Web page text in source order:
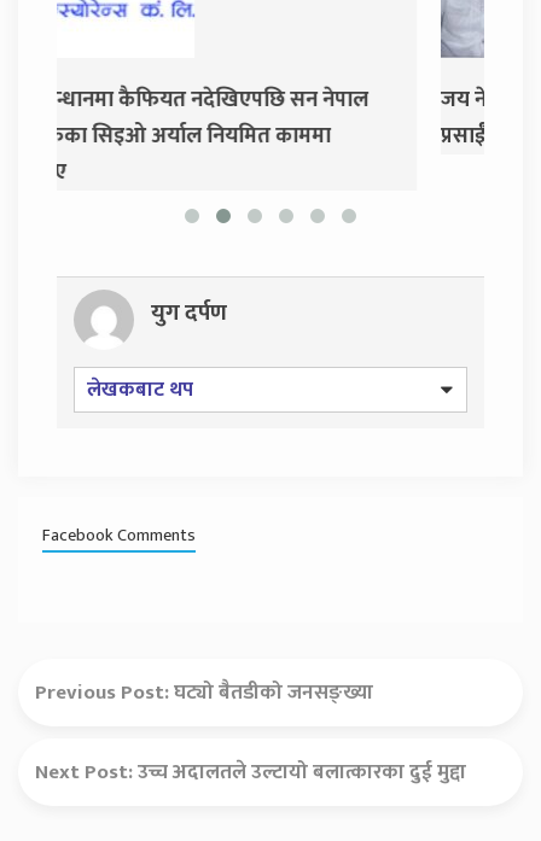
जय नेपाल पार्टी खोल्दै धवल शम्शेर र दुर्गा
प्रसाईं, साउन २८ गते निर्वाचन आयोग जाने
युग दर्पण
लेखकबाट थप
Facebook Comments
Previous Post:घट्यो बैतडीको जनसङ्ख्या
Next Post:उच्च अदालतले उल्टायो बलात्कारका दुई मुद्दा